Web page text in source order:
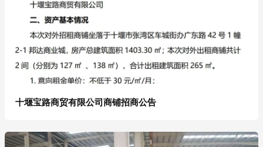
十堰宝路商贸有限公司商铺招商公告